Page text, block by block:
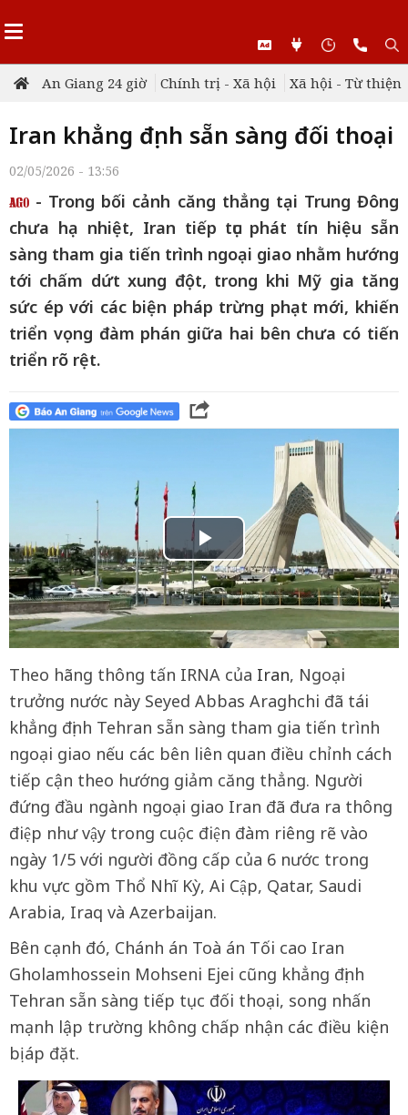
An Giang 24 giờ Chính trị - Xã hội Xã hội - Từ thiện
Iran khẳng định sẵn sàng đối thoại
02/05/2026 - 13:56
- Trong bối cảnh căng thẳng tại Trung Đông
chưa hạ nhiệt, Iran tiếp tục phát tín hiệu sẵn
sàng tham gia tiến trình ngoại giao nhằm hướng
tới chấm dứt xung đột, trong khi Mỹ gia tăng
sức ép với các biện pháp trừng phạt mới, khiến
triển vọng đàm phán giữa hai bên chưa có tiến
triển rõ rệt.
Theo hãng thông tấn IRNA của Iran, Ngoại
trưởng nước này Seyed Abbas Araghchi đã tái
khẳng định Tehran sẵn sàng tham gia tiến trình
ngoại giao nếu các bên liên quan điều chỉnh cách
tiếp cận theo hướng giảm căng thẳng. Người
đứng đầu ngành ngoại giao Iran đã đưa ra thông
điệp như vậy trong cuộc điện đàm riêng rẽ vào
ngày 1/5 với người đồng cấp của 6 nước trong
khu vực gồm Thổ Nhĩ Kỳ, Ai Cập, Qatar, Saudi
Arabia, Iraq và Azerbaijan.
Bên cạnh đó, Chánh án Toà án Tối cao Iran
Gholamhossein Mohseni Ejei cũng khẳng định
Tehran sẵn sàng tiếp tục đối thoại, song nhấn
mạnh lập trường không chấp nhận các điều kiện
bị áp đặt.